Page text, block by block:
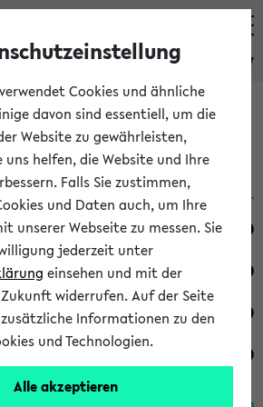
eKVV
im eKVV
Cookies und ähnliche
davon sind essentiell, um die
Website zu gewährleisten,
uns helfen, die Website und Ihre
Falls Sie zustimmen,
und Daten auch, um Ihre
unserer Webseite zu messen. Sie
jederzeit unter
einsehen und mit der
widerrufen. Auf der Seite
Informationen zu den
und Technologien.
Alle akzeptieren